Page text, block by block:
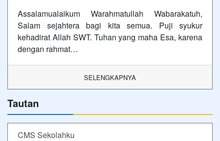
Assalamualaikum Warahmatullah Wabarakatuh,
Salam sejahtera bagi kita semua. Puji syukur
kehadirat Allah SWT. Tuhan yang maha Esa, karena
dengan rahmat…
SELENGKAPNYA
Tautan
CMS Sekolahku